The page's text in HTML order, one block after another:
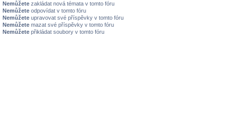
Nemůžete zakládat nová témata v tomto fóru
Nemůžete odpovídat v tomto fóru
Nemůžete upravovat své příspěvky v tomto fóru
Nemůžete mazat své příspěvky v tomto fóru
Nemůžete přikládat soubory v tomto fóru